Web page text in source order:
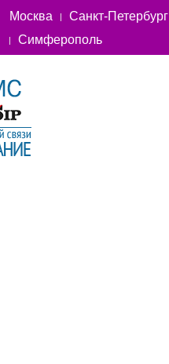
Москва Санкт-Петербург
Симферополь